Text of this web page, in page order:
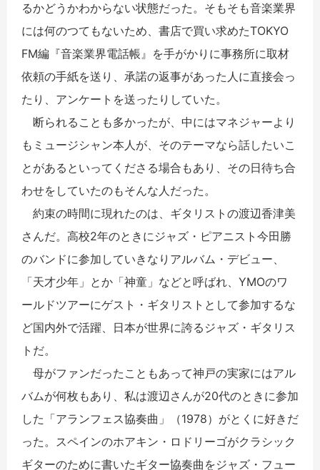
るかどうかわからない状態だった。そもそも音楽業界
には何のつてもないため、書店で買い求めたTOKYO
FM編『音楽業界電話帳』を手がかりに事務所に取材
依頼の手紙を送り、承諾の返事があった人に直接会っ
たり、アンケートを送ったりしていた。
断られることも多かったが、中にはマネジャーより
もミュージシャン本人が、そのテーマなら話したいこ
とがあるといってくださる場合もあり、その日待ち合
わせをしていたのもそんな人だった。
約束の時間に現れたのは、ギタリストの渡辺香津美
さんだ。高校2年のときにジャズ・ピアニスト今田勝
のバンドに参加していきなりアルバム・デビュー、
「天才少年」とか「神童」などと呼ばれ、YMOのワ
ールドツアーにゲスト・ギタリストとして参加するな
ど国内外で活躍、日本が世界に誇るジャズ・ギタリス
トだ。
母がファンだったこともあって神戸の実家にはアル
バムが何枚もあり、私は渡辺さんが20代のときに参加
した「アランフェス協奏曲」（1978）がとくに好きだ
った。スペインのホアキン・ロドリーゴがクラシック
ギターのために書いたギター協奏曲をジャズ・フュー